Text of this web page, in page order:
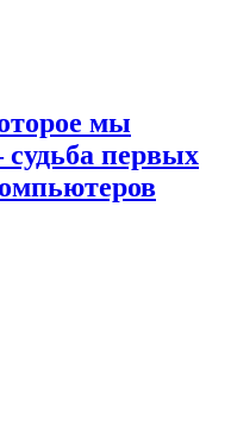
мы
первых